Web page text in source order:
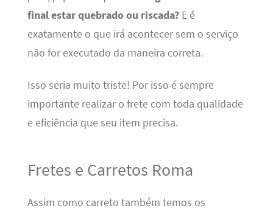
final estar quebrado ou riscada?E é
exatamente o que irá acontecer sem o serviço
não for executado da maneira correta.
Isso seria muito triste! Por isso é sempre
importante realizar o frete com toda qualidade
e eficiência que seu item precisa.
Fretes e Carretos Roma
Assim como carreto também temos os